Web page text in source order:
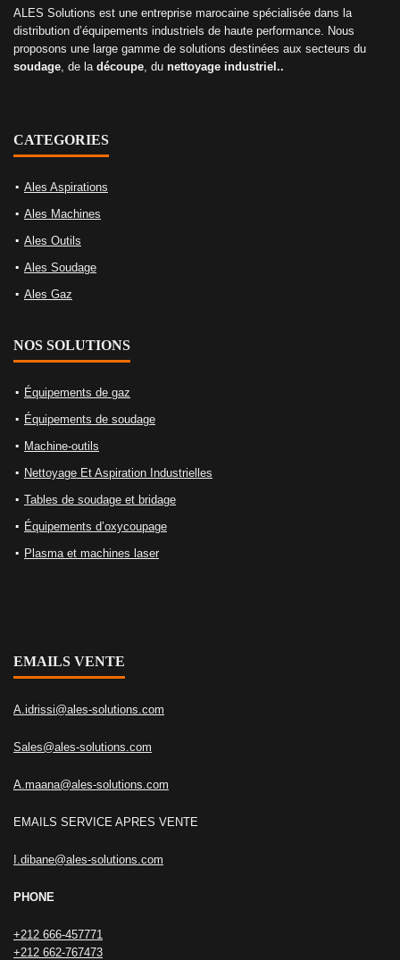
ALES Solutions est une entreprise marocaine spécialisée dans la
distribution d’équipements industriels de haute performance. Nous
proposons une large gamme de solutions destinées aux secteurs du
soudage, de la découpe, du nettoyage industriel..
CATEGORIES
Ales Aspirations
Ales Machines
Ales Outils
Ales Soudage
Ales Gaz
NOS SOLUTIONS
Équipements de gaz
Équipements de soudage
Machine-outils
Nettoyage Et Aspiration Industrielles
Tables de soudage et bridage
Équipements d’oxycoupage
Plasma et machines laser
EMAILS VENTE
A.idrissi@ales-solutions.com
Sales@ales-solutions.com
A.maana@ales-solutions.com
EMAILS SERVICE APRES VENTE
I.dibane@ales-solutions.com
PHONE
+212 666-457771
+212 662-767473